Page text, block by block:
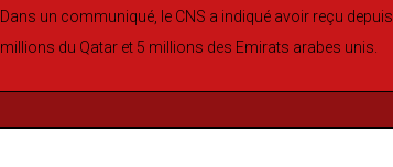
Dans un communiqué, le CNS a indiqué avoir reçu
millions du Qatar et 5 millions des Emirats arabes unis.